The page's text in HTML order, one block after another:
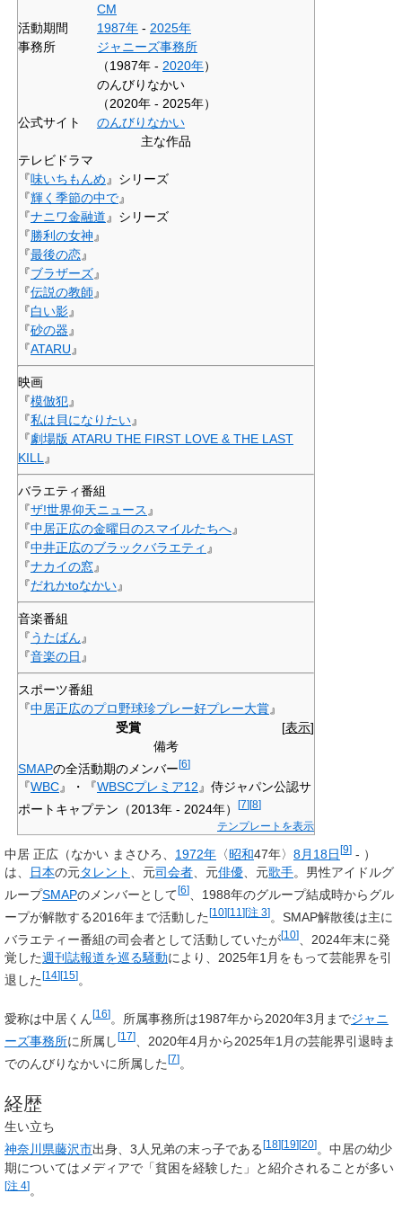
CM
活動期間
1987年 - 2025年
事務所
ジャニーズ事務所
（1987年 - 2020年）
のんびりなかい
（2020年 - 2025年）
公式サイト
のんびりなかい
主な作品
テレビドラマ
『味いちもんめ 』シリーズ
『輝く季節の中で』
『ナニワ金融道 』シリーズ
『勝利の女神 』
『最後の恋』
『ブラザーズ』
『伝説の教師 』
『白い影』
『砂の器 』
『ATARU 』
映画
『模倣犯』
『私は貝になりたい』
『劇場版 ATARU THE FIRST LOVE & THE LAST
KILL 』
バラエティ番組
『ザ!世界仰天ニュース 』
『中居正広の金曜日のスマイルたちへ』
『中井正広のブラックバラエティ 』
『ナカイの窓』
『だれかtoなかい』
音楽番組
『うたばん 』
『音楽の日 』
スポーツ番組
『中居正広のプロ野球珍プレー好プレー大賞』
[表示]
受賞
備考
SMAPの全活動期のメンバー[6]
『WBC』・『WBSCプレミア12』侍ジャパン公認サ
ポートキャプテン（2013年 - 2024年）
[7][8]
テンプレートを表示
中居 正広 （なかい まさひろ、 1972年 〈昭和47年〉 8月18日[9] - ）
は、
日本の元タレント 、元司会者、元俳優、元歌手。男性アイドルグ
ループSMAPのメンバーとして[6]
、1988年のグループ結成時からグル
ープが解散する2016年まで活動した[10][11 ][注 3]。SMAP解散後は主に
バラエティー番組の司会者として活動していたが[10]
、2024年末に発
覚した週刊誌報道を巡る騒動により、2025年1月をもって芸能界を引
退した [14][15] 。
愛称は中居くん[16] 。所属事務所は1987年から2020年3月までジャニ
ーズ事務所に所属し [17]
、2020年4月から2025年1月の芸能界引退時ま
でのんびりなかいに所属した[7]。
経歴
生い立ち
神奈川県藤沢市出身、3人兄弟の末っ子である [18][19][20] 。中居の幼少
期についてはメディアで「貧困を経験した」と紹介されることが多い
[注 4]。